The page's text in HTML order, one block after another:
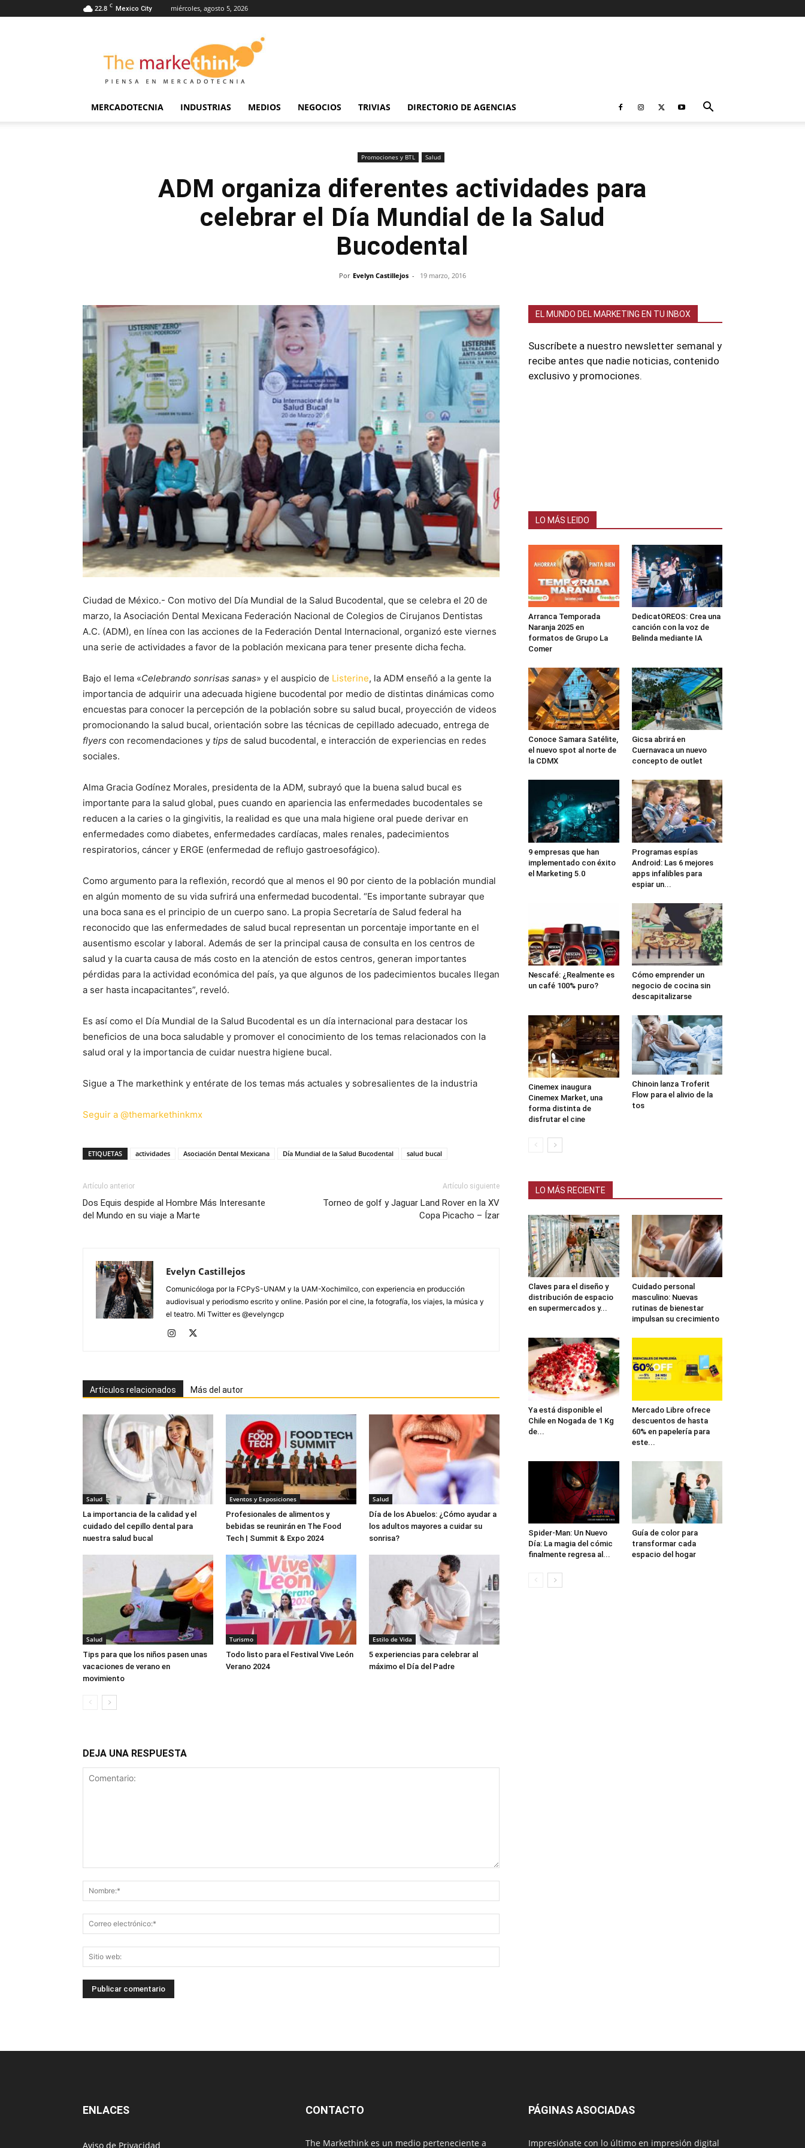
22.8 C Mexico City miércoles, agosto 5, 2026
Markethink
MERCADOTECNIA INDUSTRIAS MEDIOS NEGOCIOS TRIVIAS DIRECTORIO DE AGENCIAS
Promociones y BTL Salud
ADM organiza diferentes actividades para
celebrar el Día Mundial de la Salud
Bucodental
Por Evelyn Castillejos - 19 marzo, 2016
Ciudad de México.- Con motivo del Día Mundial de la Salud Bucodental, que se celebra el 20 de
marzo, la Asociación Dental Mexicana Federación Nacional de Colegios de Cirujanos Dentistas
A.C. (ADM), en línea con las acciones de la Federación Dental Internacional, organizó este viernes
una serie de actividades a favor de la población mexicana para tener presente dicha fecha.
Bajo el lema «Celebrando sonrisas sanas» y el auspicio de Listerine, la ADM enseñó a la gente la
importancia de adquirir una adecuada higiene bucodental por medio de distintas dinámicas como
encuestas para conocer la percepción de la población sobre su salud bucal, proyección de videos
promocionando la salud bucal, orientación sobre las técnicas de cepillado adecuado, entrega de
flyers con recomendaciones y tips de salud bucodental, e interacción de experiencias en redes
sociales.
Alma Gracia Godínez Morales, presidenta de la ADM, subrayó que la buena salud bucal es
importante para la salud global, pues cuando en apariencia las enfermedades bucodentales se
reducen a la caries o la gingivitis, la realidad es que una mala higiene oral puede derivar en
enfermedades como diabetes, enfermedades cardíacas, males renales, padecimientos
respiratorios, cáncer y ERGE (enfermedad de reflujo gastroesofágico).
Como argumento para la reflexión, recordó que al menos el 90 por ciento de la población mundial
en algún momento de su vida sufrirá una enfermedad bucodental. “Es importante subrayar que
una boca sana es el principio de un cuerpo sano. La propia Secretaría de Salud federal ha
reconocido que las enfermedades de salud bucal representan un porcentaje importante en el
ausentismo escolar y laboral. Además de ser la principal causa de consulta en los centros de
salud y la cuarta causa de más costo en la atención de estos centros, generan importantes
pérdidas para la actividad económica del país, ya que algunos de los padecimientos bucales llegan
a ser hasta incapacitantes”, reveló.
Es así como el Día Mundial de la Salud Bucodental es un día internacional para destacar los
beneficios de una boca saludable y promover el conocimiento de los temas relacionados con la
salud oral y la importancia de cuidar nuestra higiene bucal.
Sigue a The markethink y entérate de los temas más actuales y sobresalientes de la industria
Seguir a @themarkethinkmx
ETIQUETAS actividades Asociación Dental Mexicana Día Mundial de la Salud Bucodental salud bucal
Artículo anterior
Dos Equis despide al Hombre Más Interesante
del Mundo en su viaje a Marte
Artículo siguiente
Torneo de golf y Jaguar Land Rover en la XV
Copa Picacho – Ízar
Evelyn Castillejos
Comunicóloga por la FCPyS-UNAM y la UAM-Xochimilco, con experiencia en producción
audiovisual y periodismo escrito y online. Pasión por el cine, la fotografía, los viajes, la música y
el teatro. Mi Twitter es @evelyngcp
Artículos relacionados Más del autor
Salud
La importancia de la calidad y el
cuidado del cepillo dental para
nuestra salud bucal
Eventos y Exposiciones
Profesionales de alimentos y
bebidas se reunirán en The Food
Tech | Summit & Expo 2024
Salud
Día de los Abuelos: ¿Cómo ayudar a
los adultos mayores a cuidar su
sonrisa?
Salud
Tips para que los niños pasen unas
vacaciones de verano en
movimiento
Turismo
Todo listo para el Festival Vive León
Verano 2024
Estilo de Vida
5 experiencias para celebrar al
máximo el Día del Padre
DEJA UNA RESPUESTA
EL MUNDO DEL MARKETING EN TU INBOX
Suscríbete a nuestro newsletter semanal y
recibe antes que nadie noticias, contenido
exclusivo y promociones.
LO MÁS LEIDO
Arranca Temporada
Naranja 2025 en
formatos de Grupo La
Comer
DedicatOREOS: Crea una
canción con la voz de
Belinda mediante IA
Conoce Samara Satélite,
el nuevo spot al norte de
la CDMX
Gicsa abrirá en
Cuernavaca un nuevo
concepto de outlet
9 empresas que han
implementado con éxito
el Marketing 5.0
Programas espías
Android: Las 6 mejores
apps infalibles para
espiar un...
Nescafé: ¿Realmente es
un café 100% puro?
Cómo emprender un
negocio de cocina sin
descapitalizarse
Cinemex inaugura
Cinemex Market, una
forma distinta de
disfrutar el cine
Chinoin lanza Troferit
Flow para el alivio de la
tos
LO MÁS RECIENTE
Claves para el diseño y
distribución de espacio
en supermercados y...
Cuidado personal
masculino: Nuevas
rutinas de bienestar
impulsan su crecimiento
Ya está disponible el
Chile en Nogada de 1 Kg
de...
Mercado Libre ofrece
descuentos de hasta
60% en papelería para
este...
Spider-Man: Un Nuevo
Día: La magia del cómic
finalmente regresa al...
Guía de color para
transformar cada
espacio del hogar
ENLACES
Aviso de Privacidad
CONTACTO
The Markethink es un medio perteneciente a
PÁGINAS ASOCIADAS
Impresiónate con lo último en impresión digital